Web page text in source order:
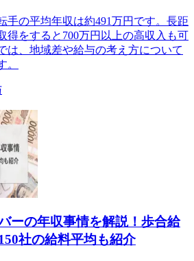
手の平均年収は約491万円です。長距
得をすると700万円以上の高収入も可
は、地域差や給与の考え方について
。
ーの年収事情を解説！歩合給
社の給料平均も紹介